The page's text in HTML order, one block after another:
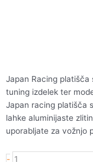
Japan Racing
tuning izdelek ter
Japan racing platišča
lahke aluminijaste
uporabljate za vožnjo
- Japan